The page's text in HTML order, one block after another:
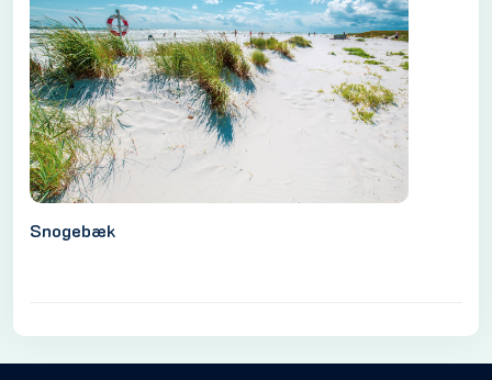
Snogebæk